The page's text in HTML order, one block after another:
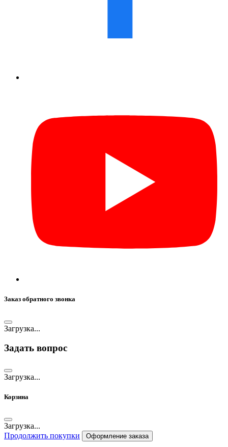
Заказ обратного звонка
Загрузка...
Задать вопрос
Загрузка...
Корзина
Загрузка...
Продолжить покупки
Оформление заказа